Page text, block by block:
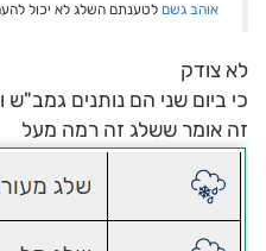
אוהב גשם לטענתם השלג לא יכול
לא צודק
כי ביום שני הם נותנים גמב"ש
זה אומר ששלג זה רמה מעל